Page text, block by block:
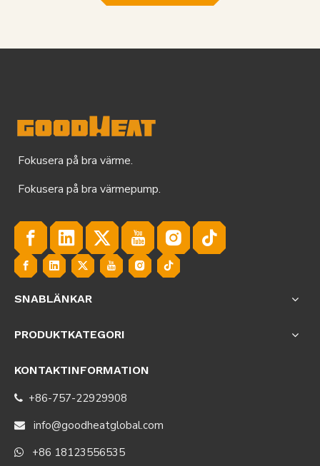
Fokusera på bra värme.
Fokusera på bra värmepump.
SNABLÄNKAR
PRODUKTKATEGORI
KONTAKTINFORMATION
 +86-757-22929908
 info@goodheatglobal.com
 +86 18123556535